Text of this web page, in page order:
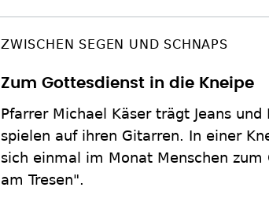
ZWISCHEN SEGEN UND SCHNAPS
Zum Gottesdienst in die Kneipe
Pfarrer Michael Käser trägt Jeans
spielen auf ihren Gitarren. In einer
sich einmal im Monat Menschen
am Tresen".